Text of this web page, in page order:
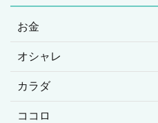
お金
オシャレ
カラダ
ココロ